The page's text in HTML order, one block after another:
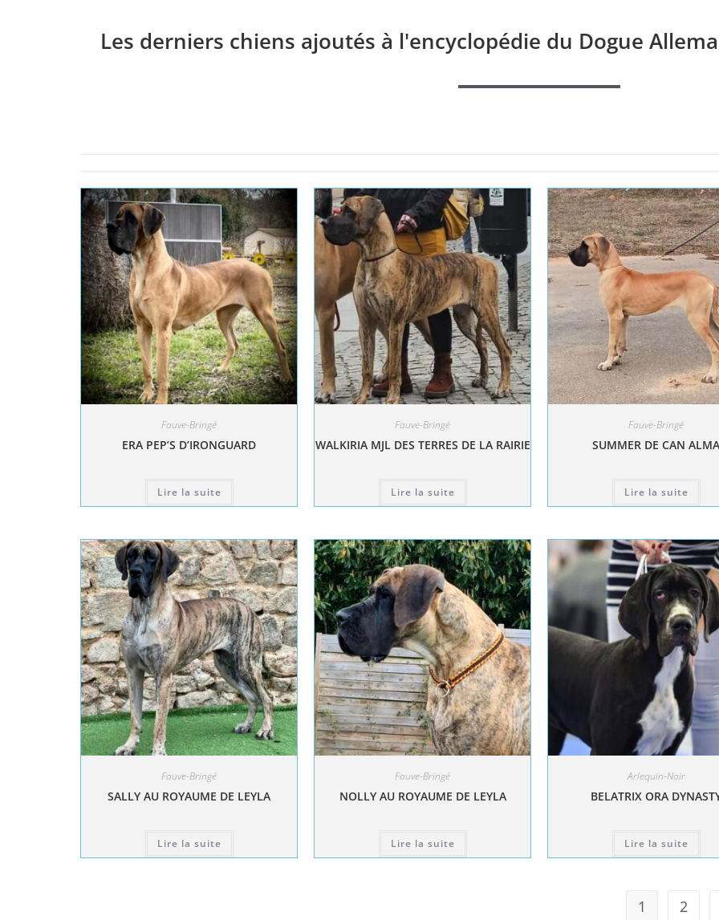
Les derniers chiens ajoutés à l'encyclopédie du Dogue
Fauve-Bringé
ERA PEP’S D’IRONGUARD
Lire la suite
Fauve-Bringé
WALKIRIA MJL DES TERRES DE LA RAIRIE
Lire la suite
Fauve-Bringé
SUMMER DE CAN ALMA
Lire la suite
Fauve-Bringé
SALLY AU ROYAUME DE LEYLA
Lire la suite
Fauve-Bringé
NOLLY AU ROYAUME DE LEYLA
Lire la suite
Arlequin-Noir
BELATRIX ORA
Lire la suite
1 2